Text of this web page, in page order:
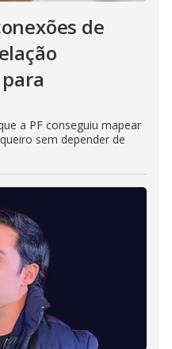
de
a PF conseguiu mapear
sem depender de